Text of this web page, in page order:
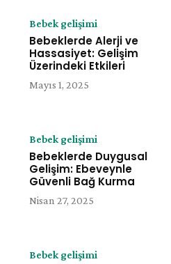
Website:
Bebek gelişimi
Bebeklerde Alerji ve
Hassasiyet: Gelişim
Üzerindeki Etkileri
Mayıs 1, 2025
Bebek gelişimi
Bebeklerde Duygusal
Gelişim: Ebeveynle
Güvenli Bağ Kurma
Nisan 27, 2025
Bebek gelişimi